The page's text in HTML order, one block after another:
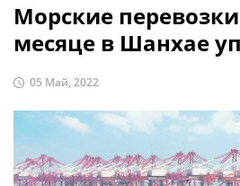
Морские
месяце в Шанхае
05 Май, 2022